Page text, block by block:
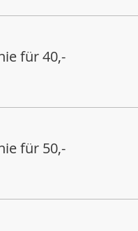
für 40,-
für 50,-